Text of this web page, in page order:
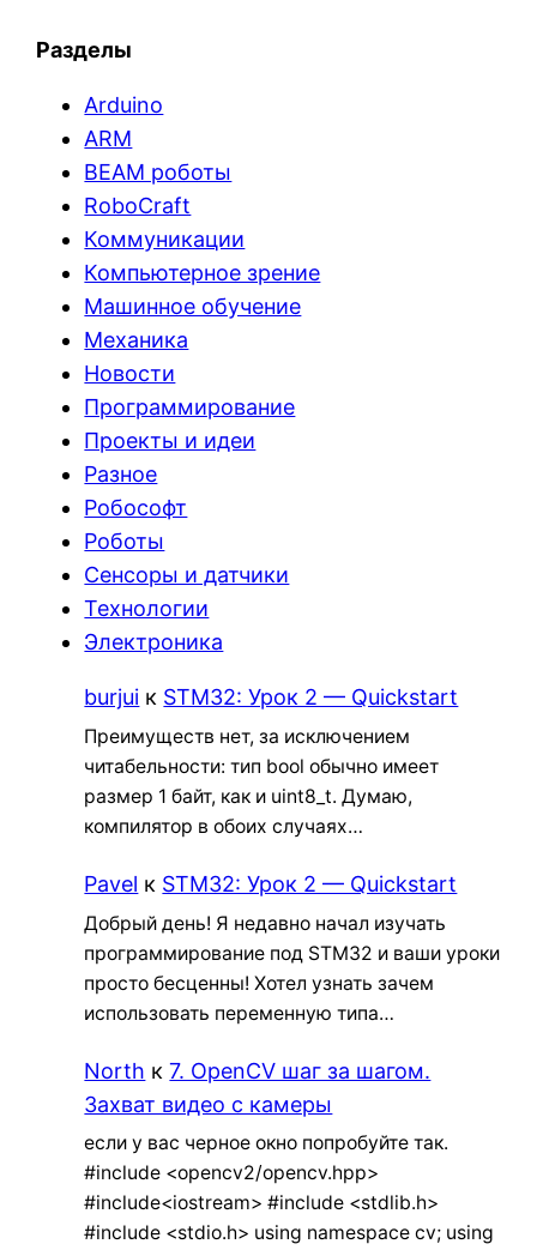
Разделы
Arduino
ARM
BEAM роботы
RoboCraft
Коммуникации
Компьютерное зрение
Машинное обучение
Механика
Новости
Программирование
Проекты и идеи
Разное
Робософт
Роботы
Сенсоры и датчики
Технологии
Электроника
burjui к STM32: Урок 2 — Quickstart
Преимуществ нет, за исключением
читабельности: тип bool обычно имеет
размер 1 байт, как и uint8_t. Думаю,
компилятор в обоих случаях…
Pavel к STM32: Урок 2 — Quickstart
Добрый день! Я недавно начал изучать
программирование под STM32 и ваши уроки
просто бесценны! Хотел узнать зачем
использовать переменную типа…
North к7. OpenCV шаг за шагом.
Захват видео с камеры
если у вас черное окно попробуйте так.
#include <opencv2/opencv.hpp>
#include<iostream> #include <stdlib.h>
#include <stdio.h> using namespace cv; using